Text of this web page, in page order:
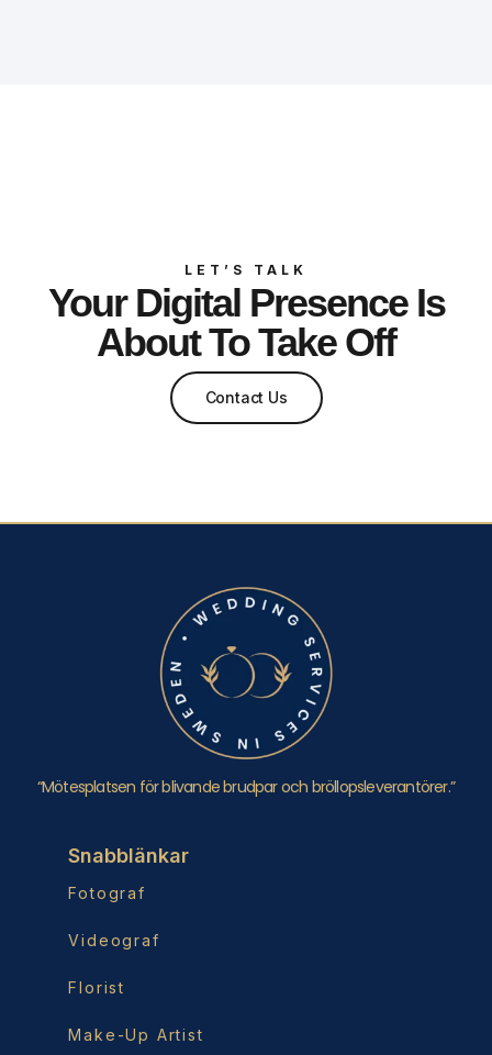
LET’S TALK
Your Digital Presence Is
About To Take Off
Contact Us
“Mötesplatsen för blivande brudpar och bröllopsleverantörer.”
Snabblänkar
Fotograf
Videograf
Florist
Make-Up Artist